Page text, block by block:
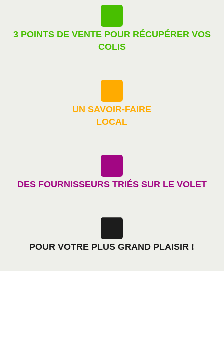
3 POINTS DE VENTE POUR RÉCUPÉRER VOS
COLIS
UN SAVOIR-FAIRE
LOCAL
DES FOURNISSEURS TRIÉS SUR LE VOLET
POUR VOTRE PLUS GRAND PLAISIR !